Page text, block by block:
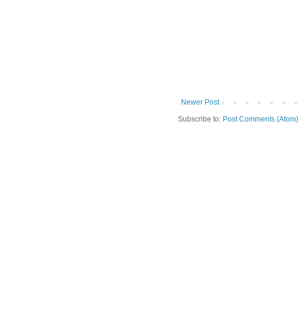
Newer Post
Subscribe to: Post Comments (Atom)